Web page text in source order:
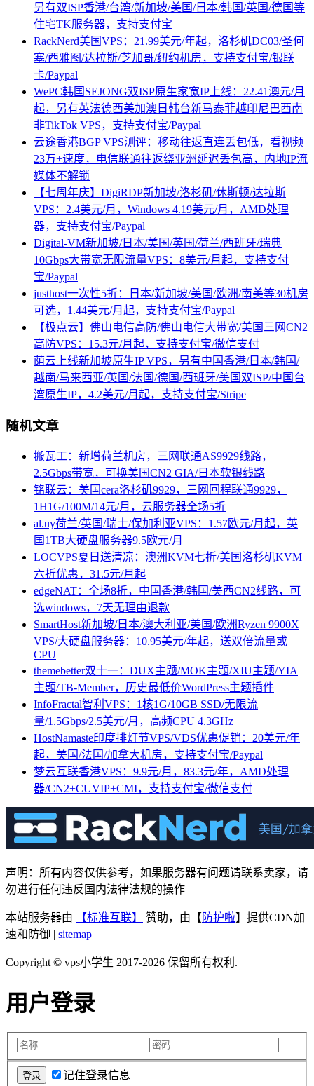
另有双ISP香港/台湾/新加坡/美国/日本/韩国/英国/德国等
住宅TK服务器，支持支付宝
RackNerd美国VPS：21.99美元/年起，洛杉矶DC03/圣何
塞/西雅图/达拉斯/芝加哥/纽约机房，支持支付宝/银联
卡/Paypal
WePC韩国SEJONG双ISP原生家宽IP上线：22.41澳元/月
起，另有英法德西美加澳日韩台新马泰菲越印尼巴西南
非TikTok VPS，支持支付宝/Paypal
云途香港BGP VPS测评：移动往返直连丢包低，看视频
23万+速度，电信联通往返绕亚洲延迟丢包高，内地IP流
媒体不解锁
【七周年庆】DigiRDP新加坡/洛杉矶/休斯顿/达拉斯
VPS：2.4美元/月，Windows 4.19美元/月，AMD处理
器，支持支付宝/Paypal
Digital-VM新加坡/日本/美国/英国/荷兰/西班牙/瑞典
10Gbps大带宽无限流量VPS：8美元/月起，支持支付
宝/Paypal
justhost一次性5折：日本/新加坡/美国/欧洲/南美等30机房
可选，1.44美元/月起，支持支付宝/Paypal
【极点云】佛山电信高防/佛山电信大带宽/美国三网CN2
高防VPS：15.3元/月起，支持支付宝/微信支付
荫云上线新加坡原生IP VPS，另有中国香港/日本/韩国/
越南/马来西亚/英国/法国/德国/西班牙/美国双ISP/中国台
湾原生IP，4.2美元/月起，支持支付宝/Stripe
随机文章
搬瓦工：新增荷兰机房，三网联通AS9929线路，
2.5Gbps带宽，可换美国CN2 GIA/日本软银线路
铭联云：美国cera洛杉矶9929，三网回程联通9929，
1H1G/100M/14元/月，云服务器全场5折
al.uy荷兰/英国/瑞士/保加利亚VPS：1.57欧元/月起，英
国1TB大硬盘服务器9.5欧元/月
LOCVPS夏日送清凉：澳洲KVM七折/美国洛杉矶KVM
六折优惠，31.5元/月起
edgeNAT：全场8折，中国香港/韩国/美西CN2线路，可
选windows，7天无理由退款
SmartHost新加坡/日本/澳大利亚/美国/欧洲Ryzen 9900X
VPS/大硬盘服务器：10.95美元/年起，送双倍流量或
CPU
themebetter双十一：DUX主题/MOK主题/XIU主题/YIA
主题/TB-Member，历史最低价WordPress主题插件
InfoFractal智利VPS：1核1G/10GB SSD/无限流
量/1.5Gbps/2.5美元/月，高频CPU 4.3GHz
HostNamaste印度排灯节VPS/VDS优惠促销：20美元/年
起，美国/法国/加拿大机房，支持支付宝/Paypal
梦云互联香港VPS：9.9元/月，83.3元/年，AMD处理
器/CN2+CUVIP+CMI，支持支付宝/微信支付
声明：所有内容仅供参考，如果服务器有问题请联系卖家，请
勿进行任何违反国内法律法规的操作
本站服务器由 【标准互联】 赞助，由【 防护啦】提供CDN加
速和防御 | sitemap
Copyright © vps小学生 2017-2026 保留所有权利.
用户登录
记住登录信息